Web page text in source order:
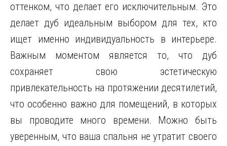
оттенком, что делает его исключительным. Это
делает дуб идеальным выбором для тех, кто
ищет именно индивидуальность в интерьере.
Важным моментом является то, что дуб
сохраняет свою эстетическую
привлекательность на протяжении десятилетий,
что особенно важно для помещений, в которых
вы проводите много времени. Можно быть
уверенным, что ваша спальня не утратит своего